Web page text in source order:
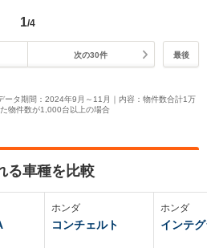
1/4
次の30件 最後
ータ期間：2024年9月～11月｜内容：物件数合計1万
物件数が1,000台以上の場合
る車種を比較
ホンダ
コンチェルト
ホンダ
インテ